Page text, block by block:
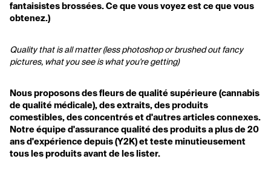
fantaisistes brossées. Ce que vous voyez est ce que vous
obtenez.)
Quality that is all matter (less photoshop or brushed out fancy
pictures, what you see is what you're getting)
Nous proposons des fleurs de qualité supérieure (cannabis
de qualité médicale), des extraits, des produits
comestibles, des concentrés et d'autres articles connexes.
Notre équipe d'assurance qualité des produits a plus de 20
ans d'expérience depuis (Y2K) et teste minutieusement
tous les produits avant de les lister.